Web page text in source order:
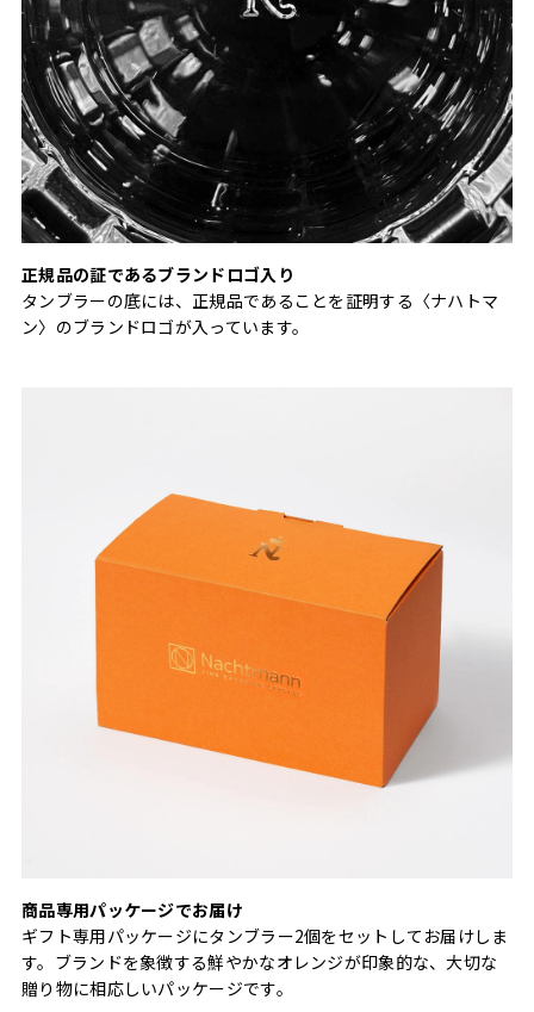
正規品の証であるブランドロゴ入り
タンブラーの底には、正規品であることを証明する〈ナハトマ
ン〉のブランドロゴが入っています。
商品専用パッケージでお届け
ギフト専用パッケージにタンブラー2個をセットしてお届けしま
す。ブランドを象徴する鮮やかなオレンジが印象的な、大切な
贈り物に相応しいパッケージです。